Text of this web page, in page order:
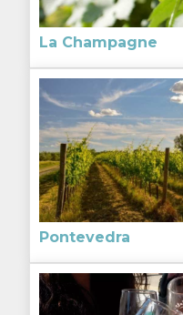
La Champagne
Pontevedra